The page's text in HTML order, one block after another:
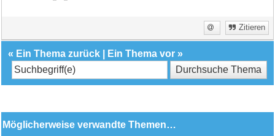
Zitieren
« Ein Thema zurück Ein Thema vor »
Möglicherweise verwandte Themen…